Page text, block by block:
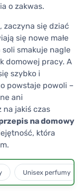
o zakwas.
zaczyna się dziać
się nowe małe
soli smakuje nagle
domowej pracy. A
szybko i
powstaje powoli –
ani
na jakiś czas
na domowy
która
Unisex perfumy